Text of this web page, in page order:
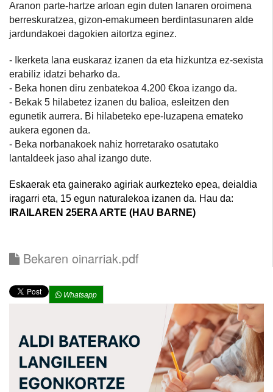
Aranon parte-hartze arloan egin duten lanaren oroimena
berreskuratzea, gizon-emakumeen berdintasunaren alde
jardundakoei dagokien aitortza eginez.
- Ikerketa lana euskaraz izanen da eta hizkuntza ez-sexista
erabiliz idatzi beharko da.
- Beka honen diru zenbatekoa 4.200 €koa izango da.
- Bekak 5 hilabetez izanen du balioa, esleitzen den
egunetik aurrera. Bi hilabeteko epe-luzapena emateko
aukera egonen da.
- Beka norbanakoek nahiz horretarako osatutako
lantaldeek jaso ahal izango dute.
Eskaerak eta gainerako agiriak aurkezteko epea, deialdia
iragarri eta, 15 egun naturalekoa izanen da. Hau da:
IRAILAREN 25ERA ARTE (HAU BARNE)
Bekaren oinarriak.pdf
Whatsapp